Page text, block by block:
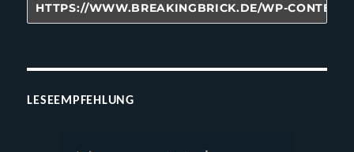
LESEEMPFEHLUNG